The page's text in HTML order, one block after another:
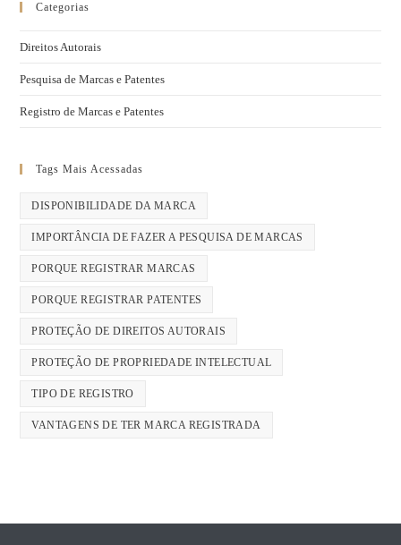
Categorias
Direitos Autorais
Pesquisa de Marcas e Patentes
Registro de Marcas e Patentes
Tags Mais Acessadas
DISPONIBILIDADE DA MARCA
IMPORTÂNCIA DE FAZER A PESQUISA DE MARCAS
PORQUE REGISTRAR MARCAS
PORQUE REGISTRAR PATENTES
PROTEÇÃO DE DIREITOS AUTORAIS
PROTEÇÃO DE PROPRIEDADE INTELECTUAL
TIPO DE REGISTRO
VANTAGENS DE TER MARCA REGISTRADA